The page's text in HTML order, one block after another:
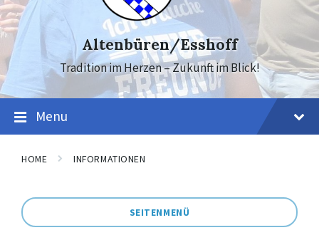
Altenbüren/Esshoff
Tradition im Herzen – Zukunft im Blick!
Menu
HOME INFORMATIONEN
SEITENMENÜ